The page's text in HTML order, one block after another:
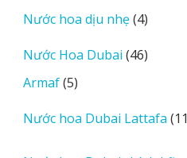
Nước hoa dịu nhẹ 44
phẩm
Nước Hoa Dubai 4646
Armaf 55
phẩm
Nước hoa Dubai Lattafa 11